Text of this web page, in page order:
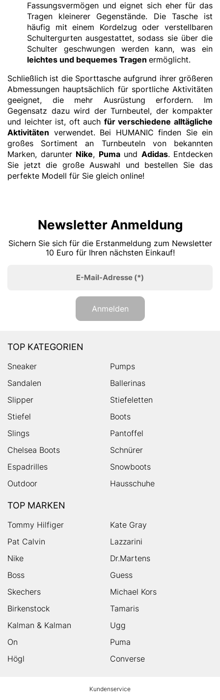
Fassungsvermögen und eignet sich eher für das
Tragen kleinerer Gegenstände. Die Tasche ist
häufig mit einem Kordelzug oder verstellbaren
Schultergurten ausgestattet, sodass sie über die
Schulter geschwungen werden kann, was ein
leichtes und bequemes Tragen ermöglicht.
Schließlich ist die Sporttasche aufgrund ihrer größeren
Abmessungen hauptsächlich für sportliche Aktivitäten
geeignet, die mehr Ausrüstung erfordern. Im
Gegensatz dazu wird der Turnbeutel, der kompakter
und leichter ist, oft auch für verschiedene alltägliche
Aktivitäten verwendet. Bei HUMANIC finden Sie ein
großes Sortiment an Turnbeuteln von bekannten
Marken, darunter Nike, Pumaund Adidas. Entdecken
Sie jetzt die große Auswahl und bestellen Sie das
perfekte Modell für Sie gleich online!
Newsletter Anmeldung
Sichern Sie sich für die Erstanmeldung zum Newsletter
10 Euro für Ihren nächsten Einkauf!
E-Mail-Adresse (*)
Anmelden
TOP KATEGORIEN
Sneaker
Pumps
Sandalen
Ballerinas
Slipper
Stiefeletten
Stiefel
Boots
Slings
Pantoffel
Chelsea Boots
Schnürer
Espadrilles
Snowboots
Outdoor
Hausschuhe
TOP MARKEN
Tommy Hilfiger
Kate Gray
Pat Calvin
Lazzarini
Nike
Dr.Martens
Boss
Guess
Skechers
Michael Kors
Birkenstock
Tamaris
Kalman & Kalman
Ugg
On
Puma
Högl
Converse
Kundenservice